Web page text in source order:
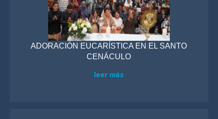
ADORACIÓN EUCARÍSTICA EN EL SANTO
CENÁCULO
leer más